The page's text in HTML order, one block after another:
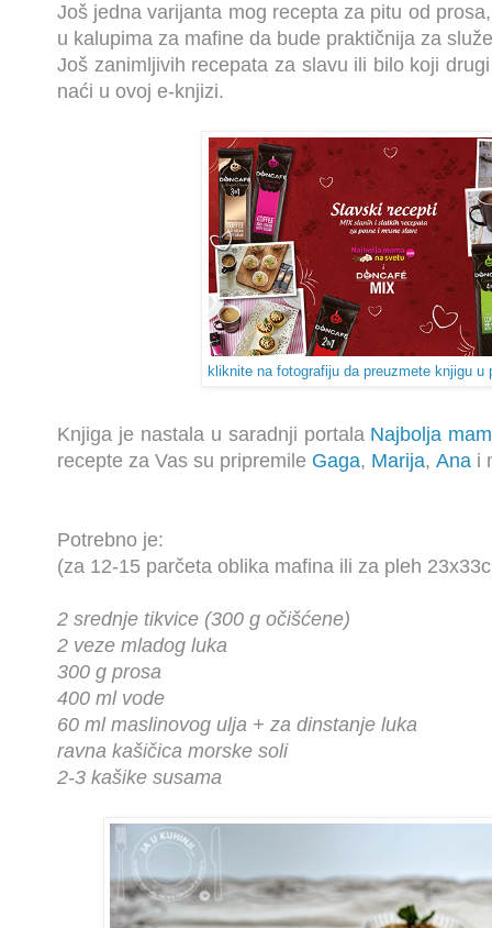
Još jedna varijanta mog recepta za pitu od
u kalupima za mafine da bude praktičnija za
Još zanimljivih recepata za slavu ili bilo koji
naći u ovoj e-knjizi.
kliknite na fotografiju da preuzmete knjigu u
Knjiga je nastala u saradnji portala Najbolja
recepte za Vas su pripremile Gaga, Marija, Ana i
Potrebno je:
(za 12-15 parčeta oblika mafina ili za pleh
2 srednje tikvice (300 g očišćene)
2 veze mladog luka
300 g prosa
400 ml vode
60 ml maslinovog ulja + za dinstanje luka
ravna kašičica morske soli
2-3 kašike susama